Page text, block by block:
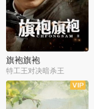
旗袍旗袍
特工王对决暗杀王
全34集